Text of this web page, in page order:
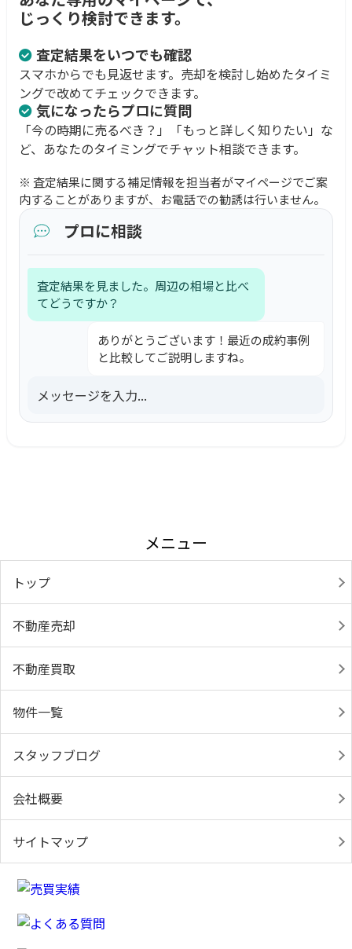
じっくり検討できます。
査定結果をいつでも確認
スマホからでも見返せます。売却を検討し始めたタイミ
ングで改めてチェックできます。
気になったらプロに質問
「今の時期に売るべき？」「もっと詳しく知りたい」な
ど、あなたのタイミングでチャット相談できます。
※ 査定結果に関する補足情報を担当者がマイページでご案
内することがありますが、お電話での勧誘は行いません。
プロに相談
査定結果を見ました。周辺の相場と比べ
てどうですか？
ありがとうございます！最近の成約事例
と比較してご説明しますね。
メッセージを入力...
メニュー
トップ
不動産売却
不動産買取
物件一覧
スタッフブログ
会社概要
サイトマップ